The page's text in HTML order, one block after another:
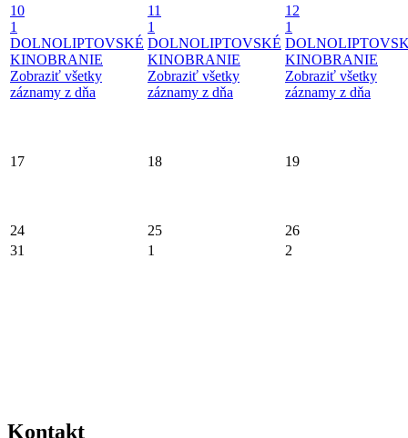
10
1
DOLNOLIPTOVSKÉ
KINOBRANIE
Zobraziť všetky
záznamy z dňa
11
1
DOLNOLIPTOVSKÉ
KINOBRANIE
Zobraziť všetky
záznamy z dňa
12
1
KINOBRANIE
Zobraziť všetky
záznamy z dňa
17 18 19
24 25
26
31
1 2
Kontakt